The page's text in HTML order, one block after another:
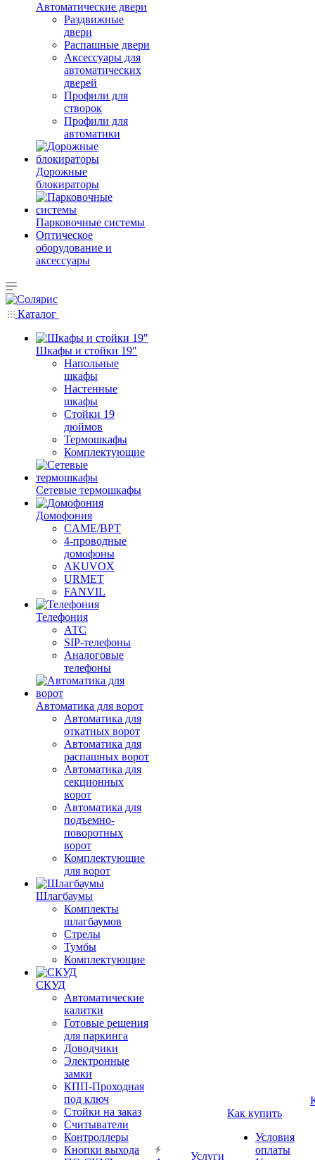
Автоматические двери
Раздвижные
двери
Распашные двери
Аксессуары для
автоматических
дверей
Профили для
створок
Профили для
автоматики
Дорожные
блокираторы
Парковочные системы
Оптическое
оборудование и
аксессуары
Каталог
Шкафы и стойки 19"
Напольные
шкафы
Настенные
шкафы
Стойки 19
дюймов
Термошкафы
Комплектующие
Сетевые термошкафы
Домофония
CAME/BPT
4-проводные
домофоны
AKUVOX
URMET
FANVIL
Телефония
АТС
SIP-телефоны
Аналоговые
телефоны
Автоматика для ворот
Автоматика для
откатных ворот
Автоматика для
распашных ворот
Автоматика для
секционных
ворот
Автоматика для
подъемно-
поворотных
ворот
Комплектующие
для ворот
Шлагбаумы
Комплекты
шлагбаумов
Стрелы
Тумбы
Комплектующие
СКУД
Автоматические
калитки
Готовые решения
для паркинга
Доводчики
Электронные
замки
КПП-Проходная
под ключ
Стойки на заказ
Считыватели
Контроллеры
Кнопки выхода
Услуги
Как купить
Условия
оплаты